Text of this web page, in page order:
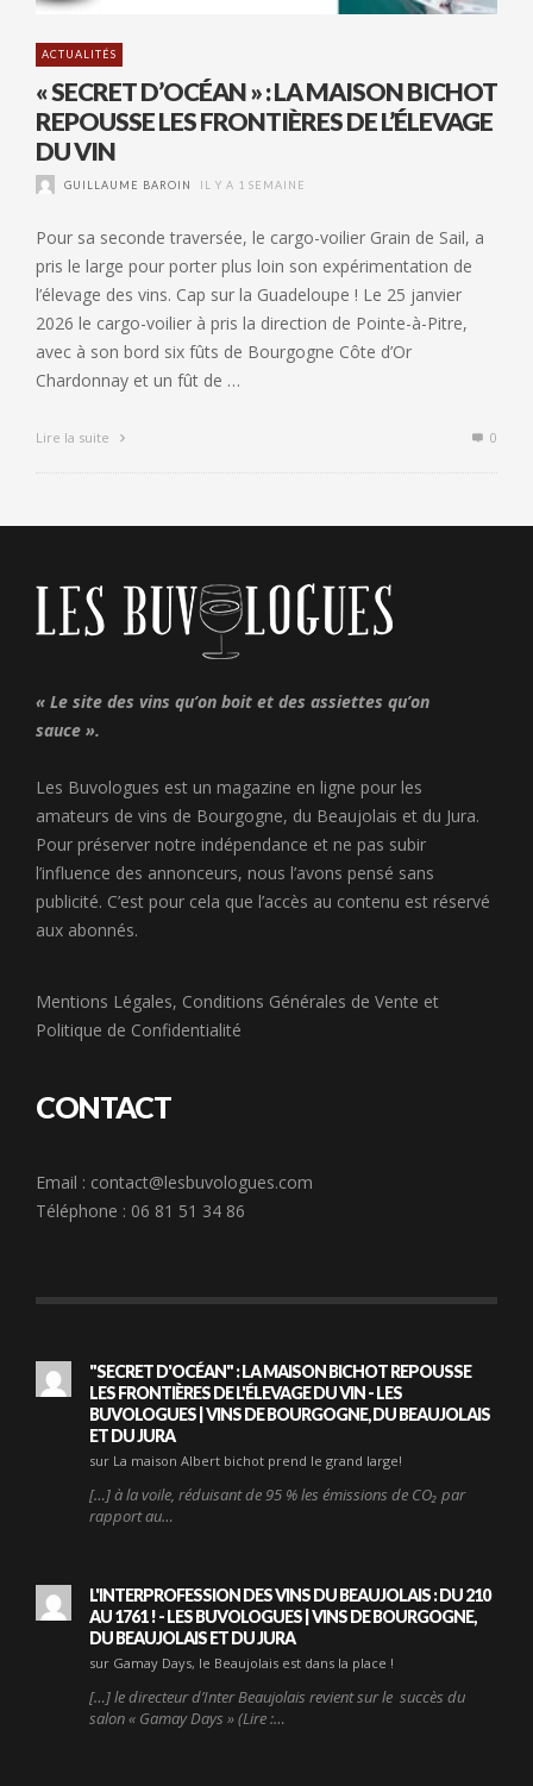
ACTUALITÉS
« SECRET D’OCÉAN » : LA MAISON BICHOT
REPOUSSE LES FRONTIÈRES DE L’ÉLEVAGE
DU VIN
GUILLAUME BAROIN IL Y A 1 SEMAINE
Pour sa seconde traversée, le cargo-voilier Grain de Sail, a
pris le large pour porter plus loin son expérimentation de
l’élevage des vins. Cap sur la Guadeloupe ! Le 25 janvier
2026 le cargo-voilier à pris la direction de Pointe-à-Pitre,
avec à son bord six fûts de Bourgogne Côte d’Or
Chardonnay et un fût de …
Lire la suite 0
« Le site des vins qu’on boit et des assiettes qu’on
sauce ».
Les Buvologues est un magazine en ligne pour les
amateurs de vins de Bourgogne, du Beaujolais et du Jura.
Pour préserver notre indépendance et ne pas subir
l’influence des annonceurs, nous l’avons pensé sans
publicité. C’est pour cela que l’accès au contenu est réservé
aux abonnés.
Mentions Légales, Conditions Générales de Vente et
Politique de Confidentialité
CONTACT
Email : contact@lesbuvologues.com
Téléphone : 06 81 51 34 86
"SECRET D'OCÉAN" : LA MAISON BICHOT REPOUSSE
LES FRONTIÈRES DE L'ÉLEVAGE DU VIN - LES
BUVOLOGUES | VINS DE BOURGOGNE, DU BEAUJOLAIS
ET DU JURA
sur La maison Albert bichot prend le grand large!
[…] à la voile, réduisant de 95 % les émissions de CO₂ par
rapport au…
L'INTERPROFESSION DES VINS DU BEAUJOLAIS : DU 210
AU 1761 ! - LES BUVOLOGUES | VINS DE BOURGOGNE,
DU BEAUJOLAIS ET DU JURA
sur Gamay Days, le Beaujolais est dans la place !
[…] le directeur d’Inter Beaujolais revient sur le succès du
salon « Gamay Days » (Lire :…